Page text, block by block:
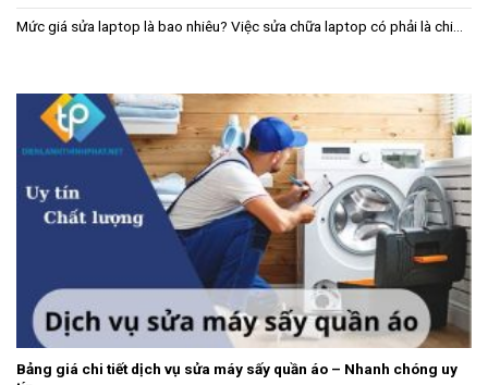
Mức giá sửa laptop là bao nhiêu? Việc sửa chữa laptop có phải là chi...
Bảng giá chi tiết dịch vụ sửa máy sấy quần áo – Nhanh chóng uy